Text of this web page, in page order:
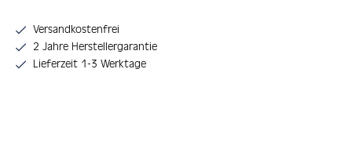
Versandkostenfrei
2 Jahre Herstellergarantie
Lieferzeit 1-3 Werktage